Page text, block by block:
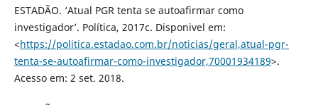
ESTADÃO. ‘Atual PGR tenta se autoafirmar como
investigador’. Política, 2017c. Disponivel em:
<https://politica.estadao.com.br/noticias/geral,atual-pgr-
tenta-se-autoafirmar-como-investigador,70001934189>.
Acesso em: 2 set. 2018.